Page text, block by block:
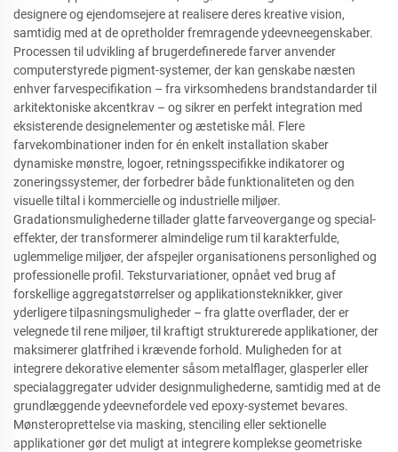
designere og ejendomsejere at realisere deres kreative vision,
samtidig med at de opretholder fremragende ydeevneegenskaber.
Processen til udvikling af brugerdefinerede farver anvender
computerstyrede pigment-systemer, der kan genskabe næsten
enhver farvespecifikation – fra virksomhedens brandstandarder til
arkitektoniske akcentkrav – og sikrer en perfekt integration med
eksisterende designelementer og æstetiske mål. Flere
farvekombinationer inden for én enkelt installation skaber
dynamiske mønstre, logoer, retningsspecifikke indikatorer og
zoneringssystemer, der forbedrer både funktionaliteten og den
visuelle tiltal i kommercielle og industrielle miljøer.
Gradationsmulighederne tillader glatte farveovergange og special-
effekter, der transformerer almindelige rum til karakterfulde,
uglemmelige miljøer, der afspejler organisationens personlighed og
professionelle profil. Teksturvariationer, opnået ved brug af
forskellige aggregatstørrelser og applikationsteknikker, giver
yderligere tilpasningsmuligheder – fra glatte overflader, der er
velegnede til rene miljøer, til kraftigt strukturerede applikationer, der
maksimerer glatfrihed i krævende forhold. Muligheden for at
integrere dekorative elementer såsom metalflager, glasperler eller
specialaggregater udvider designmulighederne, samtidig med at de
grundlæggende ydeevnefordele ved epoxy-systemet bevares.
Mønsteroprettelse via masking, stenciling eller sektionelle
applikationer gør det muligt at integrere komplekse geometriske